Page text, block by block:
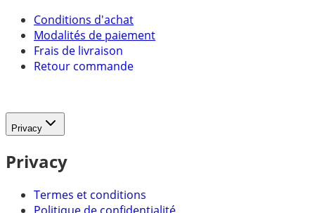
Conditions d'achat
Modalités de paiement
Frais de livraison
Retour commande
Privacy
Privacy
Termes et conditions